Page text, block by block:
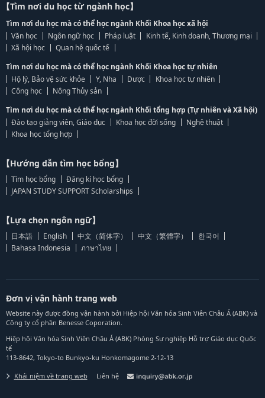
【Tìm nơi du học từ ngành học】
Tìm nơi du học mà có thể học ngành Khối Khoa học xã hội
Văn học
Ngôn ngữ học Pháp luật
Kinh tế, Kinh doanh, Thương mại
Xã hội học
Quan hệ quốc tế
Tìm nơi du học mà có thể học ngành Khối Khoa học tự nhiên
Hộ lý, Bảo vệ sức khỏe
Y, Nha Dược
Khoa học tự nhiên
Công học
Nông Thủy sản
Tìm nơi du học mà có thể học ngành Khối tổng hợp (Tự nhiên và Xã hội)
Đào tạo giảng viên, Giáo dục
Khoa học đời sống
Nghệ thuật
Khoa học tổng hợp
【Hướng dẫn tìm học bổng】
Tìm học bổng
Đăng kí học bổng
JAPAN STUDY SUPPORT Scholarships
【Lựa chọn ngôn ngữ】
日本語 English 中文（简体字） 中文（繁體字）
한국어
Bahasa Indonesia
ภาษาไทย
Đơn vị vận hành trang web
Website này được đồng vận hành bởi Hiệp hội Văn hóa Sinh Viên Châu Á (ABK) và
Công ty cổ phần Benesse Coporation.
Hiệp hội Văn hóa Sinh Viên Châu Á (ABK) Phòng Sự nghiệp Hỗ trợ Giáo dục Quốc
tế
113-8642, Tokyo-to Bunkyo-ku Honkomagome 2-12-13
Khái niệm về trang web Liên hệ